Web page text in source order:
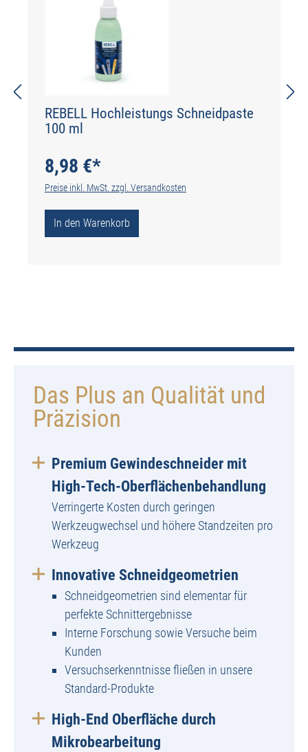
REBELL Hochleistungs Schneidpaste
100 ml
8,98 €*
Preise inkl. MwSt. zzgl. Versandkosten
In den Warenkorb
Das Plus an Qualität und
Präzision
Premium Gewindeschneider mit
High-Tech-Oberflächenbehandlung
Verringerte Kosten durch geringen
Werkzeugwechsel und höhere Standzeiten pro
Werkzeug
Innovative Schneidgeometrien
Schneidgeometrien sind elementar für
perfekte Schnittergebnisse
Interne Forschung sowie Versuche beim
Kunden
Versuchserkenntnisse fließen in unsere
Standard-Produkte
High-End Oberfläche durch
Mikrobearbeitung